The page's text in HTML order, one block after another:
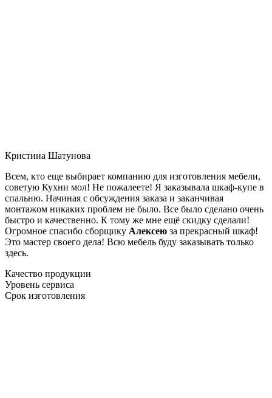
Кристина Шатунова
Всем, кто еще выбирает компанию для изготовления мебели,
советую Кухни мол! Не пожалеете! Я заказывала шкаф-купе в
спальню. Начиная с обсуждения заказа и заканчивая
монтажом никаких проблем не было. Все было сделано очень
быстро и качественно. К тому же мне ещё скидку сделали!
Огромное спасибо сборщику Алексею за прекрасный шкаф!
Это мастер своего дела! Всю мебель буду заказывать только
здесь.
Качество продукции
Уровень сервиса
Срок изготовления